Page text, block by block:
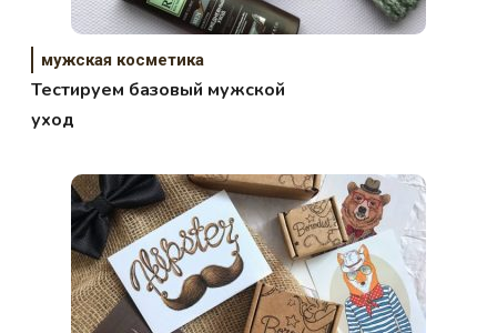
мужская косметика
Тестируем базовый мужской
уход